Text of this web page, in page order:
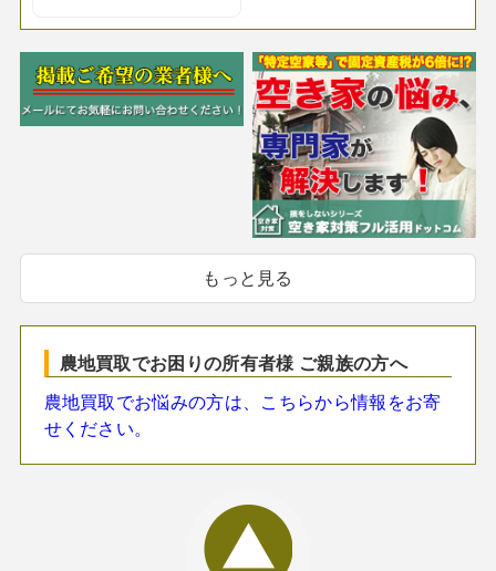
もっと見る
農地買取でお困りの所有者様 ご親族の方へ
農地買取でお悩みの方は、こちらから情報をお寄
せください。